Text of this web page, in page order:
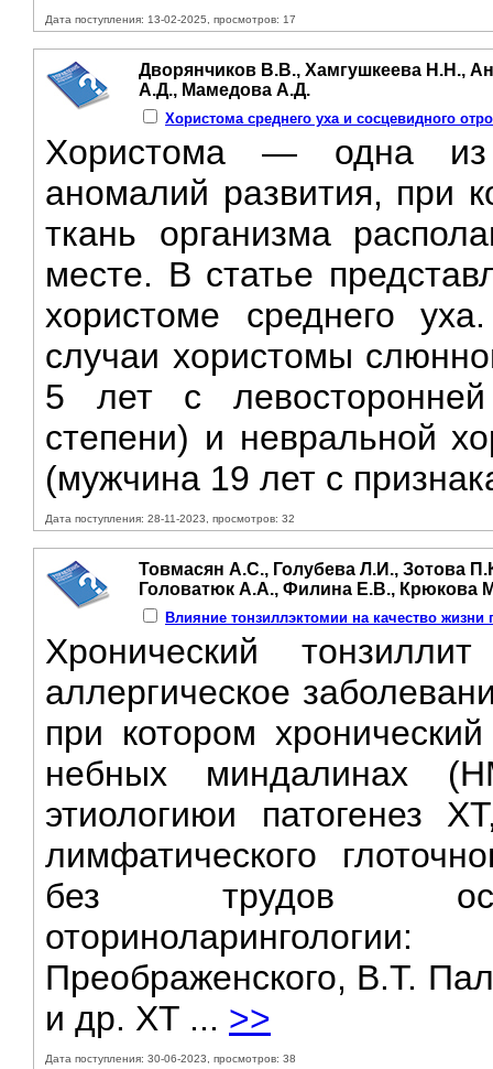
Дата поступления: 13-02-2025, просмотров: 17
Дворянчиков В.В., Хамгушкеева Н.Н.,
А.Д., Мамедова А.Д.
Хористома среднего уха и сосцевидного
Хористома — одна из
аномалий развития, при
ткань организма
месте. В статье
хористоме среднего
случаи хористомы
5 лет с левосторонней
степени) и невральной
(мужчина 19 лет с
Дата поступления: 28-11-2023, просмотров: 32
Товмасян А.С., Голубева Л.И., Зотова
Головатюк А.А., Филина Е.В., Крюкова
Влияние тонзиллэктомии на качество
Хронический
аллергическое
при котором
небных миндалинах
этиологиюи патогенез
лимфатического
без трудов
Преображенского, В.Т.
и др. XT ... >>
Дата поступления: 30-06-2023, просмотров: 38